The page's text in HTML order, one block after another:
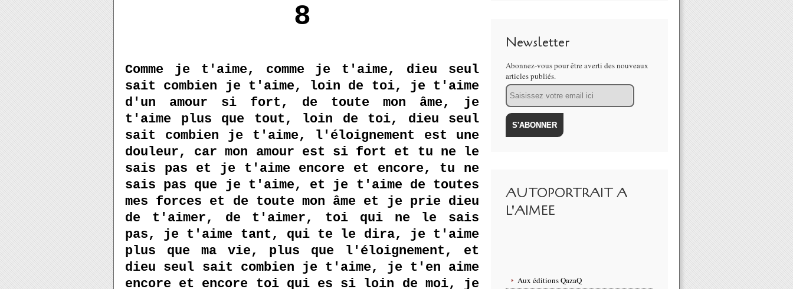
8
Comme je t'aime, comme je t'aime, dieu seul
sait combien je t'aime, loin de toi, je t'aime
d'un amour si fort, de toute mon âme, je
t'aime plus que tout, loin de toi, dieu seul
sait combien je t'aime, l'éloignement est une
douleur, car mon amour est si fort et tu ne le
sais pas et je t'aime encore et encore, tu ne
sais pas que je t'aime, et je t'aime de toutes
mes forces et de toute mon âme et je prie dieu
de t'aimer, de t'aimer, toi qui ne le sais
pas, je t'aime tant, qui te le dira, je t'aime
plus que ma vie, plus que l'éloignement, et
dieu seul sait combien je t'aime, je t'en aime
encore et encore toi qui es si loin de moi, je
Newsletter
Abonnez-vous pour être averti des nouveaux
articles publiés.
Email
AUTOPORTRAIT A
L'AIMEE
Aux éditions QazaQ